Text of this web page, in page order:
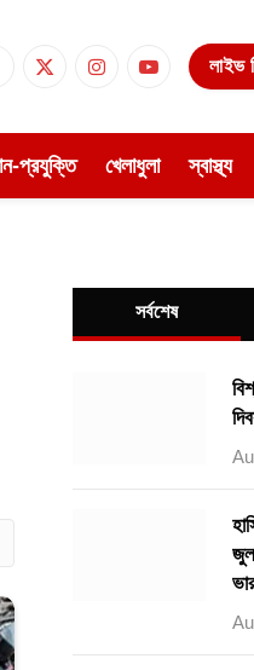
X
InstagramYouTube
লাইভ
প্রযুক্তি খেলাধুলা স্বাস্থ্য
সর্বশেষ